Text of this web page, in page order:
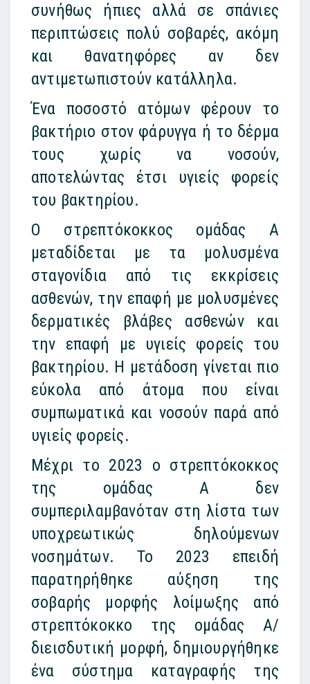
συνήθως ήπιες αλλά σε σπάνιες
περιπτώσεις πολύ σοβαρές, ακόμη
και θανατηφόρες αν δεν
αντιμετωπιστούν κατάλληλα.
Ένα ποσοστό ατόμων φέρουν το
βακτήριο στον φάρυγγα ή το δέρμα
τους χωρίς να νοσούν,
αποτελώντας έτσι υγιείς φορείς
του βακτηρίου.
Ο στρεπτόκοκκος ομάδας Α
μεταδίδεται με τα μολυσμένα
σταγονίδια από τις εκκρίσεις
ασθενών, την επαφή με μολυσμένες
δερματικές βλάβες ασθενών και
την επαφή με υγιείς φορείς του
βακτηρίου. Η μετάδοση γίνεται πιο
εύκολα από άτομα που είναι
συμπωματικά και νοσούν παρά από
υγιείς φορείς.
Μέχρι το 2023 ο στρεπτόκοκκος
της ομάδας Α δεν
συμπεριλαμβανόταν στη λίστα των
υποχρεωτικώς δηλούμενων
νοσημάτων. Το 2023 επειδή
παρατηρήθηκε αύξηση της
σοβαρής μορφής λοίμωξης από
στρεπτόκοκκο της ομάδας Α/
διεισδυτική μορφή, δημιουργήθηκε
ένα σύστημα καταγραφής της